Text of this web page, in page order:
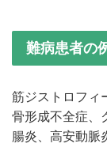
難病患者の
筋ジストロフィ
骨形成不全症、
腸炎、高安動脈